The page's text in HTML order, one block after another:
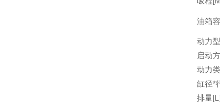
油箱
动力
启动
动力
缸径*
排量